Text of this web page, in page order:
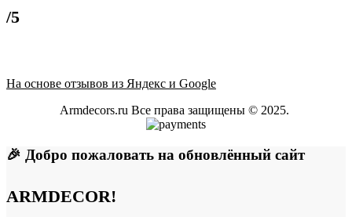
/5
На основе отзывов из Яндекс и Google
Armdecors.ru Все права защищены © 2025. ​
🎉 Добро пожаловать на обновлённый сайт
ARMDECOR!